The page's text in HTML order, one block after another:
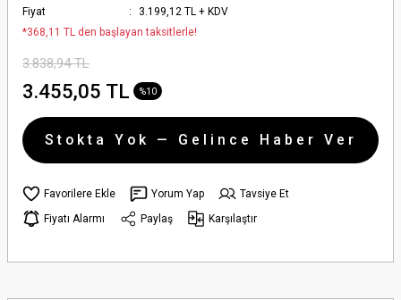
Fiyat
3.199,12 TL + KDV
*368,11 TL den başlayan taksitlerle!
3.838,94 TL
3.455,05 TL %10
Stokta Yok — Gelince Haber Ver
Yorum Yap
Tavsiye Et
Fiyatı Alarmı
Paylaş Karşılaştır